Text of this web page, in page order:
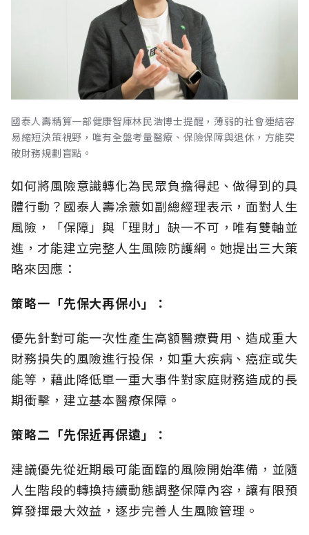
國泰人壽精算一部健康智庫林民浩博士提醒，薄弱的社會連結容
易縮短決策視野，唯有全盤考量醫療、保險保障與退休，方能突
破財務規劃盲點。
如何將風險意識轉化為民眾負擔得起、做得到的具
體行動？國泰人壽凃薏如副總經理表示，面對人生
風險，「保障」與「理財」缺一不可，唯有雙軸並
進，才能建立完整人生風險防護網。她提出三大策
略來因應：
策略一「先保大再保小」：
優先針對可能一次性產生高額醫療費用、造成重大
財務損失的風險進行投保，如重大疾病、癌症或失
能等，藉此降低單一重大事件對家庭財務造成的長
期衝擊，建立基本醫療保障。
策略二「先保近再保遠」：
建議優先從近期最可能面臨的風險開始準備，並隨
人生階段的轉換持續動態調整保障內容，讓有限預
算發揮最大效益，逐步完善人生風險管理。